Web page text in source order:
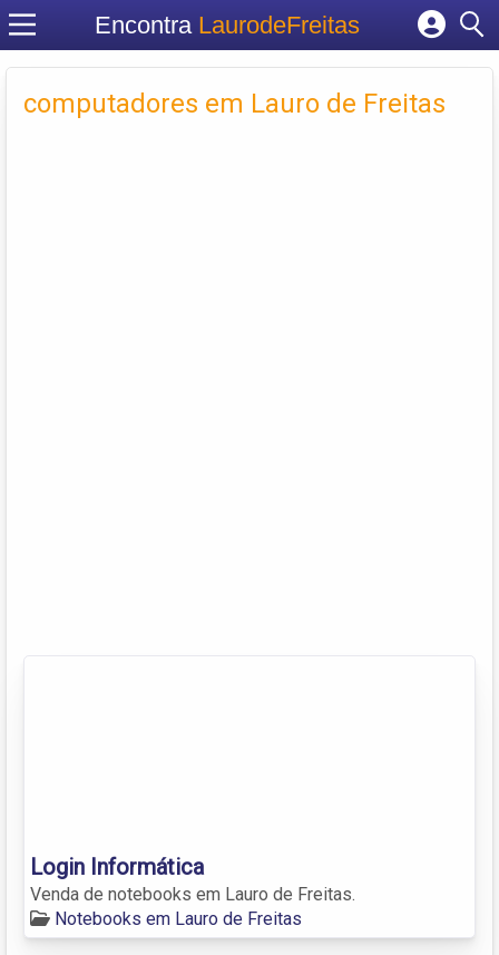
Encontra LaurodeFreitas
Fazer login
computadores em Lauro de Freitas
Login Informática
Venda de notebooks em Lauro de Freitas.
Notebooks em Lauro de Freitas